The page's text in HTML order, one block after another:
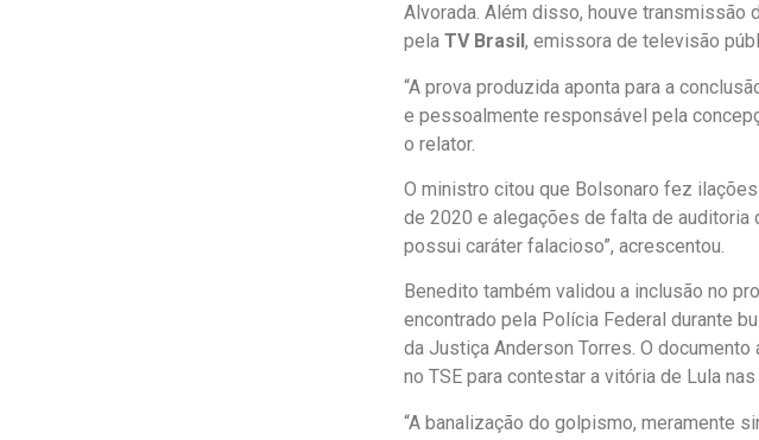
Alvorada. Além disso, houve
pela TV Brasil , emissora de televisão
“A prova produzida aponta para a
e pessoalmente responsável pela
o relator.
O ministro citou que Bolsonaro fez
de 2020 e alegações de falta de auditoria
possui caráter falacioso”, acrescentou.
Benedito também validou a inclusão no
encontrado pela Polícia Federal durante
da Justiça Anderson Torres. O
no TSE para contestar a vitória de Lula
“A banalização do golpismo, meramente